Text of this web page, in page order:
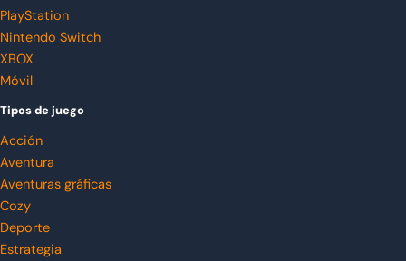
PlayStation
Nintendo Switch
XBOX
Móvil
Tipos de juego
Acción
Aventura
Aventuras gráficas
Cozy
Deporte
Estrategia